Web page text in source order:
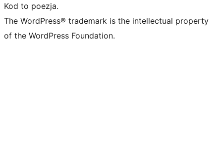
Kod to poezja.
The WordPress® trademark is the intellectual property
of the WordPress Foundation.